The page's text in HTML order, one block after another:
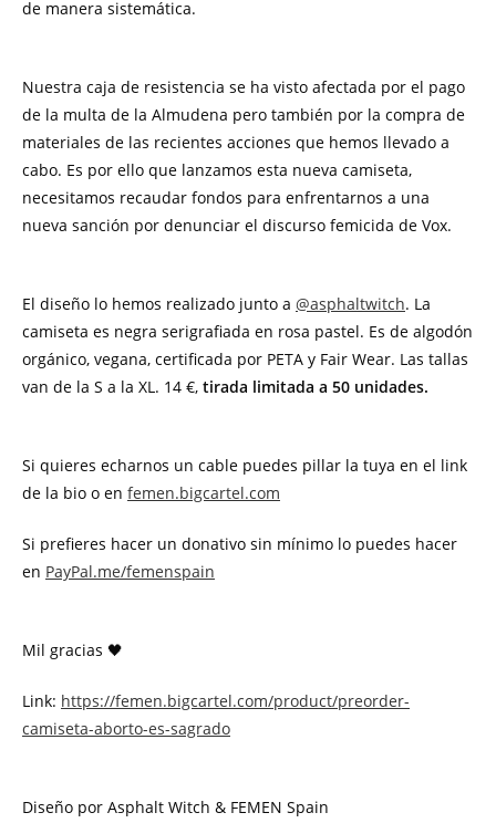
de manera sistemática.
Nuestra caja de resistencia se ha visto afectada por el pago
de la multa de la Almudena pero también por la compra de
materiales de las recientes acciones que hemos llevado a
cabo. Es por ello que lanzamos esta nueva camiseta,
necesitamos recaudar fondos para enfrentarnos a una
nueva sanción por denunciar el discurso femicida de Vox.
El diseño lo hemos realizado junto a @asphaltwitch. La
camiseta es negra serigrafiada en rosa pastel. Es de algodón
orgánico, vegana, certificada por PETA y Fair Wear. Las tallas
van de la S a la XL. 14 €, tirada limitada a 50 unidades.
Si quieres echarnos un cable puedes pillar la tuya en el link
de la bio o en femen.bigcartel.com
Si prefieres hacer un donativo sin mínimo lo puedes hacer
en PayPal.me/femenspain
Mil gracias 🖤
Link: https://femen.bigcartel.com/product/preorder-
camiseta-aborto-es-sagrado
Diseño por Asphalt Witch & FEMEN Spain